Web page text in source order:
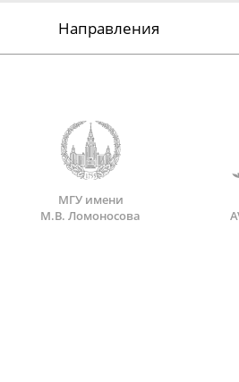
Направления
МГУ имени
М.В. Ломоносова